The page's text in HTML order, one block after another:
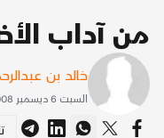
من آداب
خالد بن
السبت 6 ديسمبر 2008 1:45